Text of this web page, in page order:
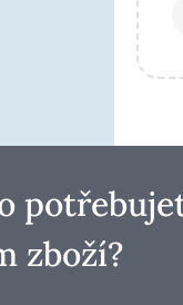
zboží?